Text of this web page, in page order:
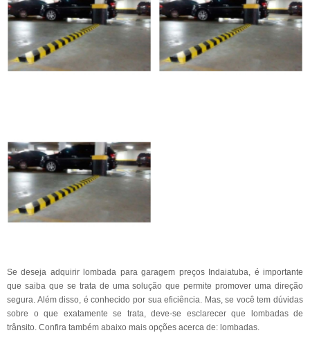
Se deseja adquirir lombada para garagem preços Indaiatuba, é importante
que saiba que se trata de uma solução que permite promover uma direção
segura. Além disso, é conhecido por sua eficiência. Mas, se você tem dúvidas
sobre o que exatamente se trata, deve-se esclarecer que lombadas de
trânsito. Confira também abaixo mais opções acerca de: lombadas.